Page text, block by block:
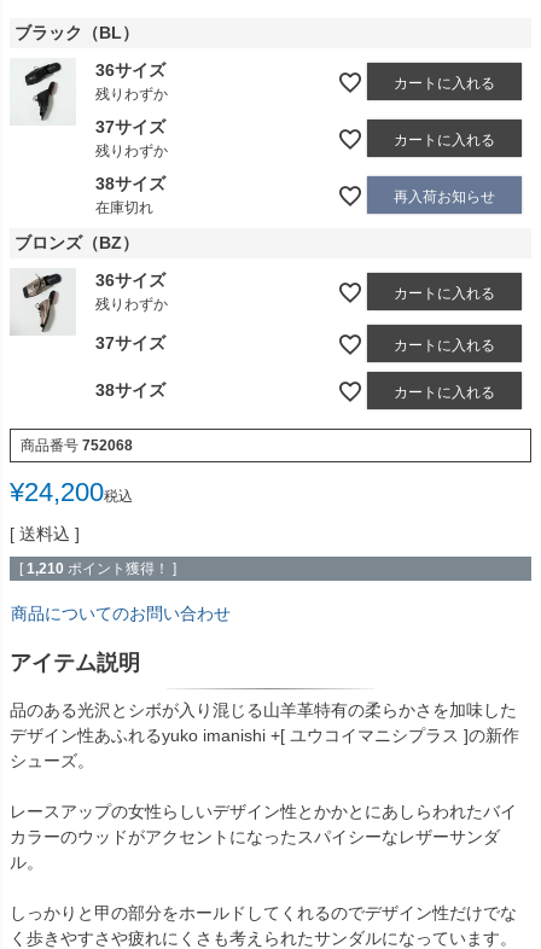
ブラック（BL）
36サイズ
残りわずか
カートに入れる
37サイズ
残りわずか
カートに入れる
38サイズ
在庫切れ
再入荷お知らせ
ブロンズ（BZ）
36サイズ
残りわずか
カートに入れる
37サイズ カートに入れる
38サイズ カートに入れる
商品番号 752068
¥24,200税込
送料込
[ 1,210 ポイント獲得！ ]
商品についてのお問い合わせ
アイテム説明
品のある光沢とシボが入り混じる山羊革特有の柔らかさを加味した
デザイン性あふれるyuko imanishi +[ ユウコイマニシプラス ]の新作
シューズ。
レースアップの女性らしいデザイン性とかかとにあしらわれたバイ
カラーのウッドがアクセントになったスパイシーなレザーサンダ
ル。
しっかりと甲の部分をホールドしてくれるのでデザイン性だけでな
く歩きやすさや疲れにくさも考えられたサンダルになっています。